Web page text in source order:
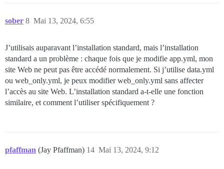
sober Mai 13, 2024, 6:55
8
J’utilisais auparavant l’installation standard, mais l’installation
standard a un problème : chaque fois que je modifie app.yml, mon
site Web ne peut pas être accédé normalement. Si j’utilise data.yml
ou web_only.yml, je peux modifier web_only.yml sans affecter
l’accès au site Web. L’installation standard a-t-elle une fonction
similaire, et comment l’utiliser spécifiquement ?
pfaffman (Jay Pfaffman) Mai 13, 2024, 9:12
14